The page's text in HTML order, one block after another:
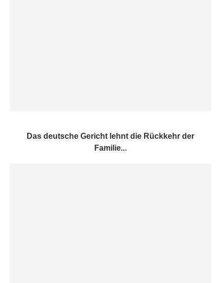
Das deutsche Gericht lehnt die Rückkehr der
Familie...